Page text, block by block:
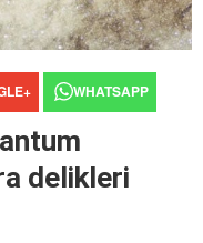
WHATSAPP
delikleri